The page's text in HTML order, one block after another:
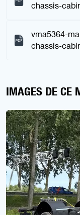
chassis-
vma5364-
chassis-
IMAGES DE CE